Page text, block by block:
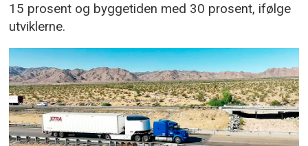
15 prosent og byggetiden med 30 prosent, ifølge
utviklerne.